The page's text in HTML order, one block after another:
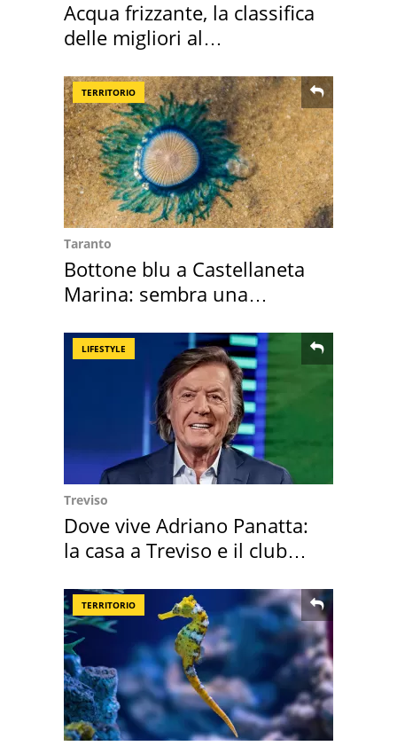
Acqua frizzante, la classifica
delle migliori al
TERRITORIO
Taranto
Bottone blu a Castellaneta
Marina: sembra una
LIFESTYLE
Treviso
Dove vive Adriano Panatta:
la casa a Treviso e il club
TERRITORIO